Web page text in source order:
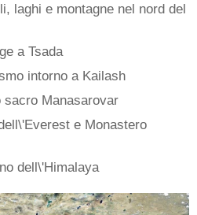
laghi e montagne nel nord del
a Tsada
intorno a Kailash
sacro Manasarovar
e Monastero
dell\'Himalaya